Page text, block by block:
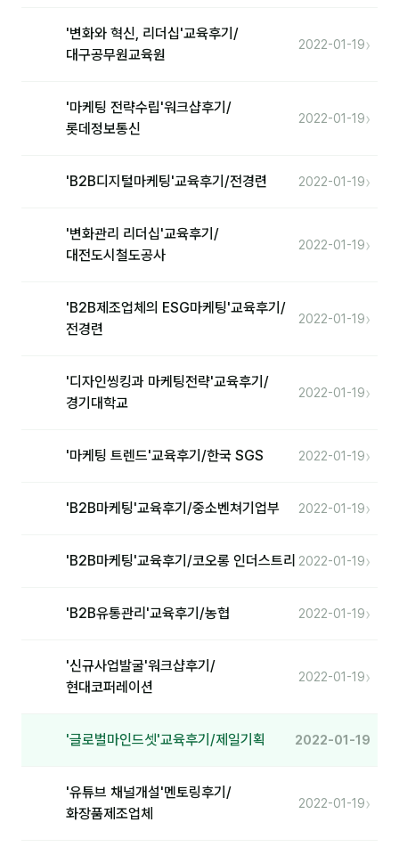
담당자·교육생 피드백
온라인강의 수강 후기
전체 도구
제안·영업
재무·계약
용어사전
'변화와 혁신, 리더십'교육후기/
대구공무원교육원
2022-01-19›
'마케팅 전략수립'워크샵후기/
롯데정보통신
2022-01-19›
'B2B디지털마케팅'교육후기/전경련 2022-01-19›
'변화관리 리더십'교육후기/
대전도시철도공사
2022-01-19›
'B2B제조업체의 ESG마케팅'교육후기/
전경련
2022-01-19›
'디자인씽킹과 마케팅전략'교육후기/
경기대학교
2022-01-19›
'마케팅 트렌드'교육후기/한국 SGS 2022-01-19›
'B2B마케팅'교육후기/중소벤쳐기업부 2022-01-19›
'B2B마케팅'교육후기/코오롱 인더스트리 2022-01-19›
'B2B유통관리'교육후기/농협 2022-01-19›
'신규사업발굴'워크샵후기/
현대코퍼레이션
2022-01-19›
'글로벌마인드셋'교육후기/제일기획 2022-01-19
'유튜브 채널개설'멘토링후기/
화장품제조업체
2022-01-19›